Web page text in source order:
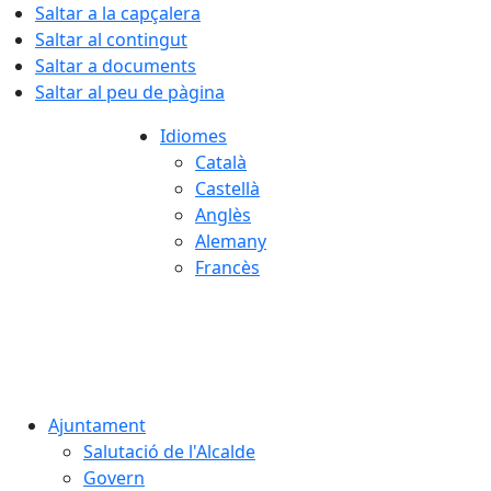
Saltar a la capçalera
Saltar al contingut
Saltar a documents
Saltar al peu de pàgina
Idiomes
Català
Castellà
Anglès
Alemany
Francès
Ajuntament
Salutació de l'Alcalde
Govern